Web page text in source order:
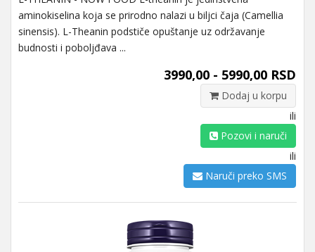
aminokiselina koja se prirodno nalazi u biljci čaja (Camellia
sinensis). L-Theanin podstiče opuštanje uz održavanje
budnosti i poboljđava ...
3990,00 - 5990,00 RSD
Dodaj u korpu
ili
Pozovi i naruči
ili
Naruči preko SMS